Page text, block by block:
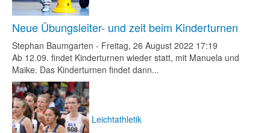
Neue Übungsleiter- und zeit beim Kinderturnen
Stephan Baumgarten - Freitag, 26 August 2022 17:19
Ab 12.09. findet Kinderturnen wieder statt, mit Manuela und
Maike. Das Kinderturnen findet dann...
Leichtathletik